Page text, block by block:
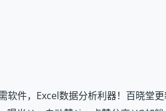
件，Excel数据分析利器！百晓堂